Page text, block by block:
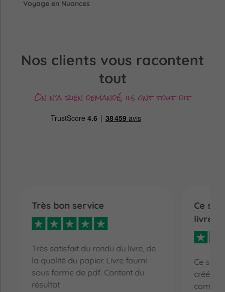
Voyage en Nuances
Nos clients vous racontent
tout
On n’a rien demandé, ils ont tout dit
Très bon service
Très satisfait du rendu du livre, de
la qualité du papier. Livre fourni
sous forme de pdf. Content du
résultat
Ce
livres
Ce sont
créés